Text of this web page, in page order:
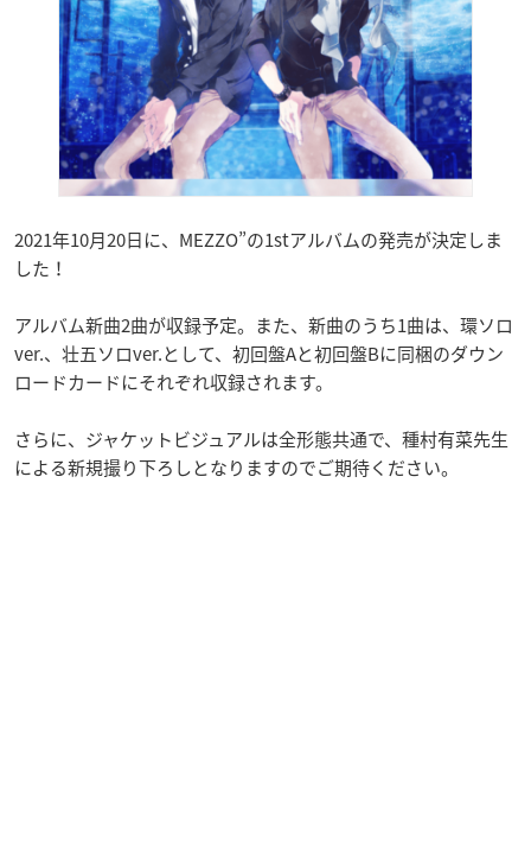
2021年10月20日に、MEZZO”の1stアルバムの発売が決定しま
した！
アルバム新曲2曲が収録予定。また、新曲のうち1曲は、環ソロ
ver.、壮五ソロver.として、初回盤Aと初回盤Bに同梱のダウン
ロードカードにそれぞれ収録されます。
さらに、ジャケットビジュアルは全形態共通で、種村有菜先生
による新規撮り下ろしとなりますのでご期待ください。